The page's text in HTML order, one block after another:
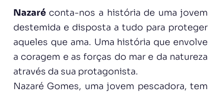
Nazaréconta-nos a história de uma jovem
destemida e disposta a tudo para proteger
aqueles que ama. Uma história que envolve
a coragem e as forças do mar e da natureza
através da sua protagonista.
Nazaré Gomes, uma jovem pescadora, tem